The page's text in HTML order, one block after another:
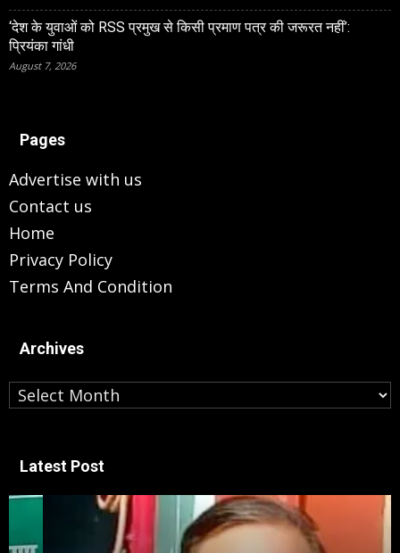
‘देश के युवाओं को RSS प्रमुख से किसी प्रमाण पत्र की जरूरत नहीं’:
प्रियंका गांधी
August 7, 2026
Pages
Advertise with us
Contact us
Home
Privacy Policy
Terms And Condition
Archives
Archives
Latest Post